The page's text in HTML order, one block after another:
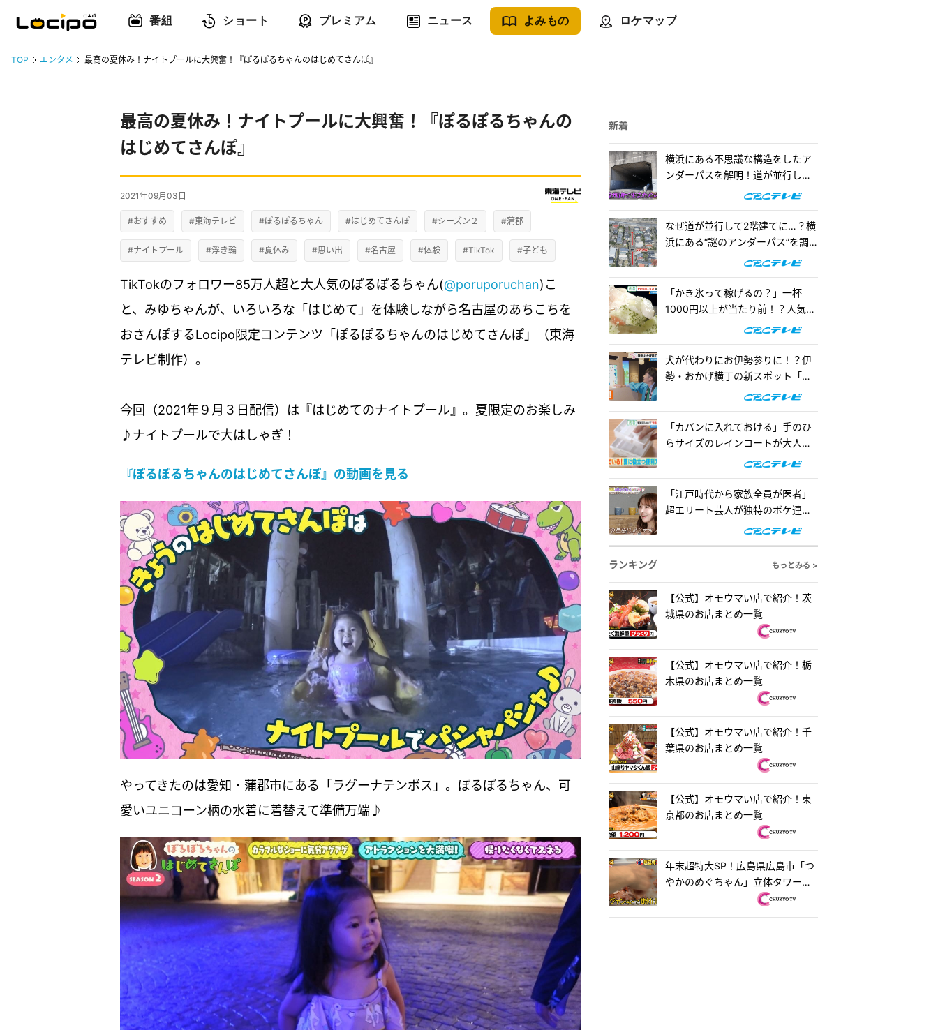
番組 ショート プレミアム ニュース よみもの ロケマップ
TOP エンタメ 最高の夏休み！ナイトプールに大興奮！『ぽるぽるちゃんのはじめてさんぽ』
最高の夏休み！ナイトプールに大興奮！『ぽるぽるちゃんの
はじめてさんぽ』
2021年09月03日
#おすすめ #東海テレビ #ぽるぽるちゃん #はじめてさんぽ #シーズン２ #蒲郡
#ナイトプール #浮き輪 #夏休み #思い出 #名古屋 #体験 #TikTok #子ども
TikTokのフォロワー85万人超と大人気のぽるぽるちゃん(@poruporuchan)こ
と、みゆちゃんが、いろいろな「はじめて」を体験しながら名古屋のあちこちを
おさんぽするLocipo限定コンテンツ「ぽるぽるちゃんのはじめてさんぽ」（東海
テレビ制作）。
今回（2021年９月３日配信）は『はじめてのナイトプール』。夏限定のお楽しみ
♪ナイトプールで大はしゃぎ！
『ぽるぽるちゃんのはじめてさんぽ』の動画を見る
やってきたのは愛知・蒲郡市にある「ラグーナテンボス」。ぽるぽるちゃん、可
愛いユニコーン柄の水着に着替えて準備万端♪
新着
横浜にある不思議な構造をしたア
ンダーパスを解明！道が並行して2
階建てになったワケとは『道との
なぜ道が並行して2階建てに…？横
浜にある“謎のアンダーパス”を調
査！『道との遭遇』
「かき氷って稼げるの？」一杯
1000円以上が当たり前！？人気店
の懐事情をリサーチ『チャン
犬が代わりにお伊勢参りに！？伊
勢・おかげ横丁の新スポット「オ
カゲ屋敷」で“おかげ犬”を体験
「カバンに入れておける」手のひ
らサイズのレインコートが大人
気！「ダイソー」で買える夏の便
「江戸時代から家族全員が医者」
超エリート芸人が独特のボケ連
発！自作ゲームで三上悠亜が歌声
ランキング
もっとみる >
【公式】オモウマい店で紹介！茨
城県のお店まとめ一覧
【公式】オモウマい店で紹介！栃
木県のお店まとめ一覧
【公式】オモウマい店で紹介！千
葉県のお店まとめ一覧
【公式】オモウマい店で紹介！東
京都のお店まとめ一覧
年末超特大SP！広島県広島市「つ
やかのめぐちゃん」立体タワーお
好み焼き＆茨城県水戸市「ラーメ